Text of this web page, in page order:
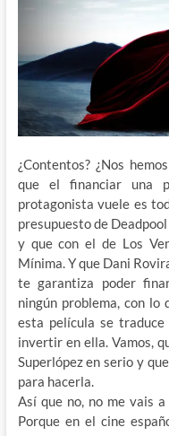
¿Contentos? ¿Nos
que el financiar una
protagonista vuele es
presupuesto de
y que con el de Los
Mínima. Y que Dani
te garantiza poder
ningún problema, con lo
esta película se
invertir en ella. Vamos,
Superlópez en serio y
para hacerla.
Así que no, no me vais
Porque en el cine